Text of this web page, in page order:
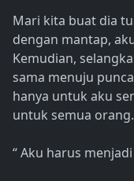
Mari kita buat dia
dengan mantap,
Kemudian,
sama menuju
hanya untuk aku
untuk semua orang.
“ Aku harus